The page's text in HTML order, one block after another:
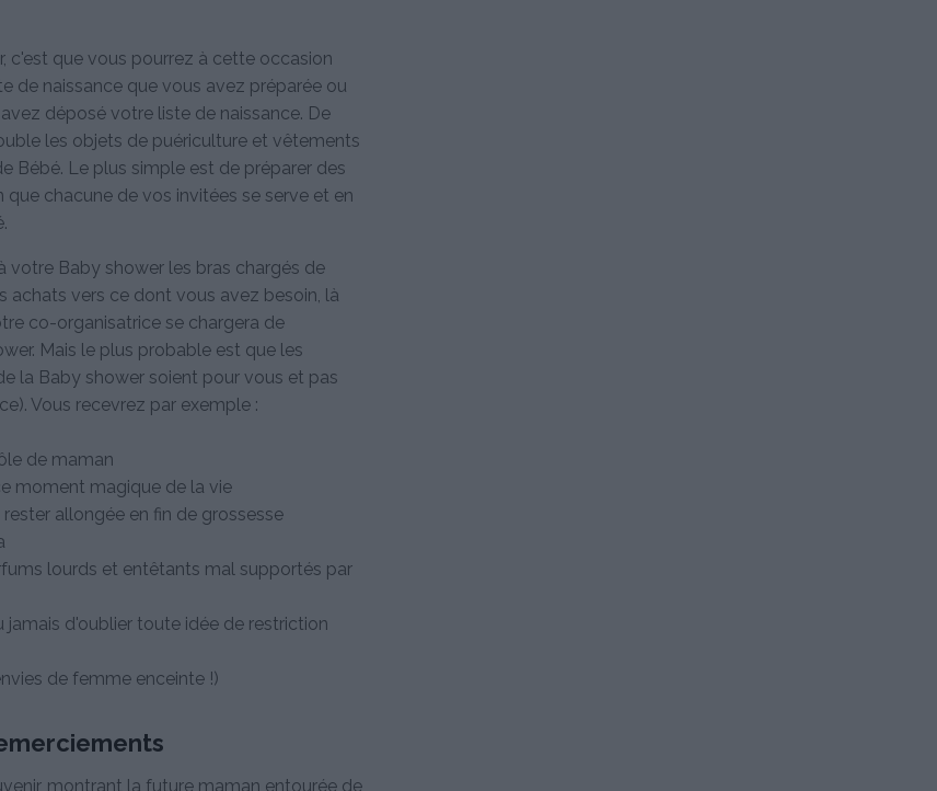
c'est que vous pourrez à cette occasion
de naissance que vous avez préparée ou
déposé votre liste de naissance. De
les objets de puériculture et vêtements
Bébé. Le plus simple est de préparer des
chacune de vos invitées se serve et en
votre Baby shower les bras chargés de
achats vers ce dont vous avez besoin, là
co-organisatrice se chargera de
Mais le plus probable est que les
la Baby shower soient pour vous et pas
Vous recevrez par exemple :
de maman
moment magique de la vie
allongée en fin de grossesse
lourds et entêtants mal supportés par
d'oublier toute idée de restriction
de femme enceinte !)
montrant la future maman entourée de